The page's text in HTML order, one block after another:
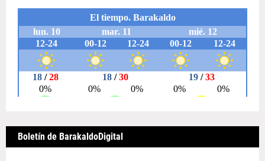
Boletín de BarakaldoDigital